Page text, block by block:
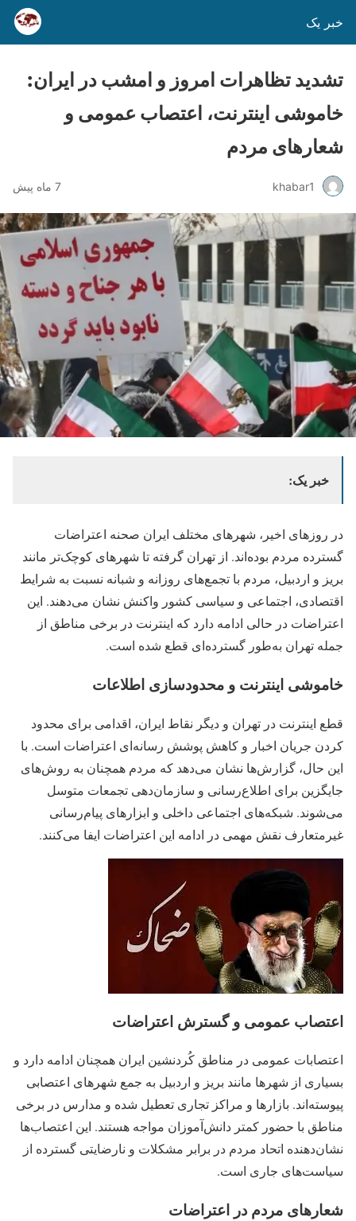
خبر یک
تشدید تظاهرات امروز و امشب در ایران:
خاموشی اینترنت، اعتصاب عمومی و
شعارهای مردم
khabar1 7 ماه پیش
خبر یک:
در روزهای اخیر، شهرهای مختلف ایران صحنه اعتراضات
گسترده مردم بوده‌اند. از تهران گرفته تا شهرهای کوچک‌تر مانند
بریز و اردبیل، مردم با تجمع‌های روزانه و شبانه نسبت به شرایط
اقتصادی، اجتماعی و سیاسی کشور واکنش نشان می‌دهند. این
اعتراضات در حالی ادامه دارد که اینترنت در برخی مناطق از
جمله تهران به‌طور گسترده‌ای قطع شده است.
خاموشی اینترنت و محدودسازی اطلاعات
قطع اینترنت در تهران و دیگر نقاط ایران، اقدامی برای محدود
کردن جریان اخبار و کاهش پوشش رسانه‌ای اعتراضات است. با
این حال، گزارش‌ها نشان می‌دهد که مردم همچنان به روش‌های
جایگزین برای اطلاع‌رسانی و سازمان‌دهی تجمعات متوسل
می‌شوند. شبکه‌های اجتماعی داخلی و ابزارهای پیام‌رسانی
غیرمتعارف نقش مهمی در ادامه این اعتراضات ایفا می‌کنند.
اعتصاب عمومی و گسترش اعتراضات
اعتصابات عمومی در مناطق کُردنشین ایران همچنان ادامه دارد و
بسیاری از شهرها مانند بریز و اردبیل به جمع شهرهای اعتصابی
پیوسته‌اند. بازارها و مراکز تجاری تعطیل شده و مدارس در برخی
مناطق با حضور کمتر دانش‌آموزان مواجه هستند. این اعتصاب‌ها
نشان‌دهنده اتحاد مردم در برابر مشکلات و نارضایتی گسترده از
سیاست‌های جاری است.
شعارهای مردم در اعتراضات